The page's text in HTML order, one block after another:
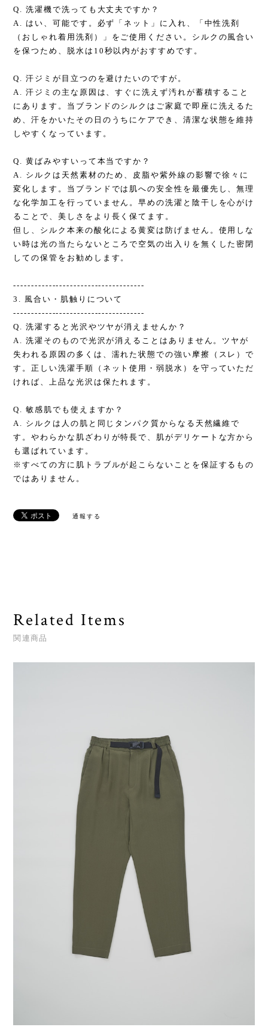
Q. 洗濯機で洗っても大丈夫ですか？
A. はい、可能です。必ず「ネット」に入れ、「中性洗剤
（おしゃれ着用洗剤）」をご使用ください。シルクの風合い
を保つため、脱水は10秒以内がおすすめです。
Q. 汗ジミが目立つのを避けたいのですが。
A. 汗ジミの主な原因は、すぐに洗えず汚れが蓄積すること
にあります。当ブランドのシルクはご家庭で即座に洗えるた
め、汗をかいたその日のうちにケアでき、清潔な状態を維持
しやすくなっています。
Q. 黄ばみやすいって本当ですか？
A. シルクは天然素材のため、皮脂や紫外線の影響で徐々に
変化します。当ブランドでは肌への安全性を最優先し、無理
な化学加工を行っていません。早めの洗濯と陰干しを心がけ
ることで、美しさをより長く保てます。
但し、シルク本来の酸化による黄変は防げません。使用しな
い時は光の当たらないところで空気の出入りを無くした密閉
しての保管をお勧めします。
-------------------------------------
3. 風合い・肌触りについて
-------------------------------------
Q. 洗濯すると光沢やツヤが消えませんか？
A. 洗濯そのもので光沢が消えることはありません。ツヤが
失われる原因の多くは、濡れた状態での強い摩擦（スレ）で
す。正しい洗濯手順（ネット使用・弱脱水）を守っていただ
ければ、上品な光沢は保たれます。
Q. 敏感肌でも使えますか？
A. シルクは人の肌と同じタンパク質からなる天然繊維で
す。やわらかな肌ざわりが特長で、肌がデリケートな方から
も選ばれています。
※すべての方に肌トラブルが起こらないことを保証するもの
ではありません。
通報する
Related Items
関連商品